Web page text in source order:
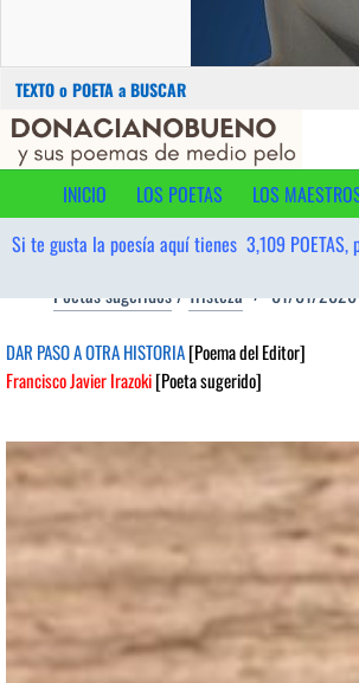
Buscar:
Saltar
contenidoINICIO
LOS POETAS LOS
Si te gusta la poesía aquí tienes 3,109
Poetas sugeridos/Tristeza 01/01/2026
DAR PASO A OTRA HISTORIA[Poema del Editor]
Francisco Javier Irazoki[Poeta sugerido]